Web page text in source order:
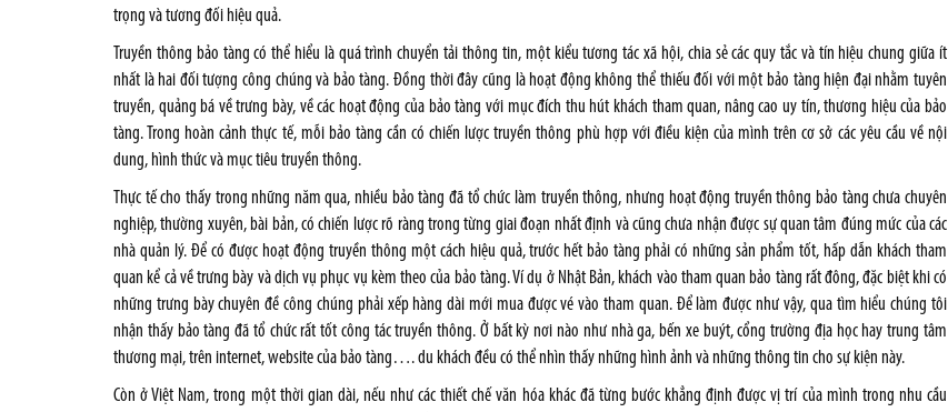
trọng và tương đối hiệu quả.
Truyền thông bảo tàng có thể hiểu là quá trình chuyển tải thông tin, một kiểu tương tác xã hội, chia sẻ các quy tắc và tín hiệu chung giữa ít
nhất là hai đối tượng công chúng và bảo tàng. Đồng thời đây cũng là hoạt động không thể thiếu đối với một bảo tàng hiện đại nhằm tuyên
truyền, quảng bá về trưng bày, về các hoạt động của bảo tàng với mục đích thu hút khách tham quan, nâng cao uy tín, thương hiệu của bảo
tàng. Trong hoàn cảnh thực tế, mỗi bảo tàng cần có chiến lược truyền thông phù hợp với điều kiện của mình trên cơ sở các yêu cầu về nội
dung, hình thức và mục tiêu truyền thông.
Thực tế cho thấy trong những năm qua, nhiều bảo tàng đã tổ chức làm truyền thông, nhưng hoạt động truyền thông bảo tàng chưa chuyên
nghiệp, thường xuyên, bài bản, có chiến lược rõ ràng trong từng giai đoạn nhất định và cũng chưa nhận được sự quan tâm đúng mức của các
nhà quản lý. Để có được hoạt động truyền thông một cách hiệu quả, trước hết bảo tàng phải có những sản phẩm tốt, hấp dẫn khách tham
quan kể cả về trưng bày và dịch vụ phục vụ kèm theo của bảo tàng. Ví dụ ở Nhật Bản, khách vào tham quan bảo tàng rất đông, đặc biệt khi có
những trưng bày chuyên đề công chúng phải xếp hàng dài mới mua được vé vào tham quan. Để làm được như vậy, qua tìm hiểu chúng tôi
nhận thấy bảo tàng đã tổ chức rất tốt công tác truyền thông. Ở bất kỳ nơi nào như nhà ga, bến xe buýt, cổng trường địa học hay trung tâm
thương mại, trên internet, website của bảo tàng…. du khách đều có thể nhìn thấy những hình ảnh và những thông tin cho sự kiện này.
Còn ở Việt Nam, trong một thời gian dài, nếu như các thiết chế văn hóa khác đã từng bước khẳng định được vị trí của mình trong nhu cầu